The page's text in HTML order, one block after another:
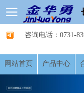
咨询电话：0731-
网站首页 产品中心